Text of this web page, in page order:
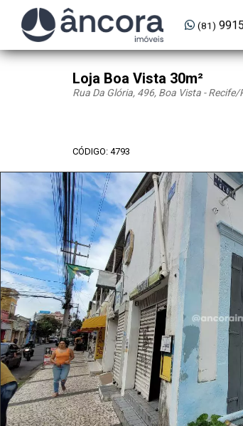
(81)
Loja Boa Vista 30m²
Rua Da Glória, 496, Boa Vista - Recife/
CÓDIGO: 4793